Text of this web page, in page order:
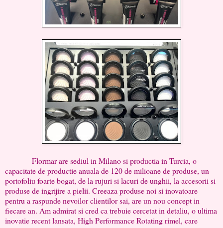
Flormar are sediul in Milano si productia in Turcia, o
capacitate de productie anuala de 120 de milioane de produse, un
portofoliu foarte bogat, de la rujuri si lacuri de unghii, la accesorii si
produse de ingrijire a pielii. Creeaza produse noi si inovatoare
pentru a raspunde nevoilor clientilor sai, are un nou concept in
fiecare an. Am admirat si cred ca trebuie cercetat in detaliu, o ultima
inovatie recent lansata, High Performance Rotating rimel, care